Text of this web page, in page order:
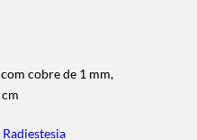
cobre de 1 mm,